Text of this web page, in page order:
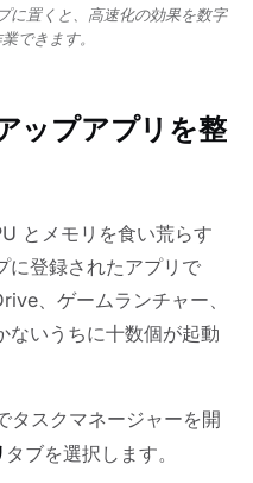
に置くと、高速化の効果を数字
できます。
ップアプリを整
とメモリを食い荒らす
に登録されたアプリで
、ゲームランチャー、
いうちに十数個が起動
タスクマネージャーを開
タブを選択します。